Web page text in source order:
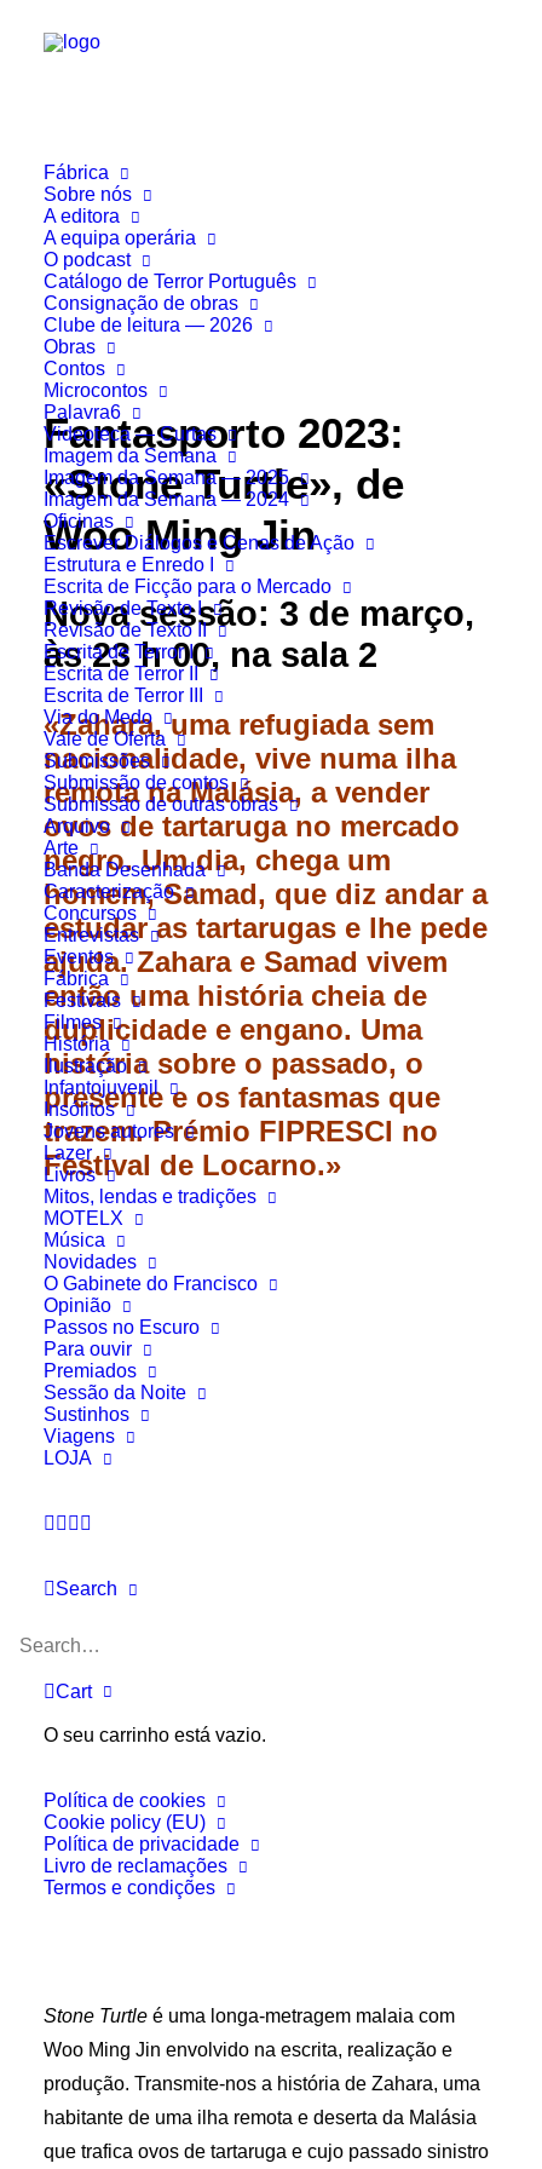
Fábrica
Sobre nós
A editora
A equipa operária
O podcast
Catálogo de Terror Português
Consignação de obras
Clube de leitura — 2026
Obras
Contos
Microcontos
Palavra6
Videoteca — Curtas
Imagem da Semana
Imagem da Semana — 2025
Imagem da Semana — 2024
Oficinas
Escrever Diálogos e Cenas de Ação
Estrutura e Enredo I
Escrita de Ficção para o Mercado
Revisão de Texto I
Revisão de Texto II
Escrita de Terror I
Escrita de Terror II
Escrita de Terror III
Via do Medo
Vale de Oferta
Submissões
Submissão de contos
Submissão de outras obras
Arquivo
Arte
Banda Desenhada
Caracterização
Concursos
Entrevistas
Eventos
Fábrica
Festivais
Filmes
História
Ilustração
Infantojuvenil
Insólitos
Jovens autores
Lazer
Livros
Mitos, lendas e tradições
MOTELX
Música
Novidades
O Gabinete do Francisco
Opinião
Passos no Escuro
Para ouvir
Premiados
Sessão da Noite
Sustinhos
Viagens
LOJA
Search
Cart
O seu carrinho está vazio.
Política de cookies
Cookie policy (EU)
Política de privacidade
Livro de reclamações
Termos e condições
Fantasporto 2023:
«Stone Turtle», de
Woo Ming Jin
Nova sessão: 3 de março,
às 23 h 00, na sala 2
«Zahara, uma refugiada sem
nacionalidade, vive numa ilha
remota na Malásia, a vender
ovos de tartaruga no mercado
negro. Um dia, chega um
homem, Samad, que diz andar a
estudar as tartarugas e lhe pede
ajuda. Zahara e Samad vivem
então uma história cheia de
duplicidade e engano. Uma
história sobre o passado, o
presente e os fantasmas que
trazem. Prémio FIPRESCI no
Festival de Locarno.»
Stone Turtle é uma longa-metragem malaia com
Woo Ming Jin envolvido na escrita, realização e
produção. Transmite-nos a história de Zahara, uma
habitante de uma ilha remota e deserta da Malásia
que trafica ovos de tartaruga e cujo passado sinistro